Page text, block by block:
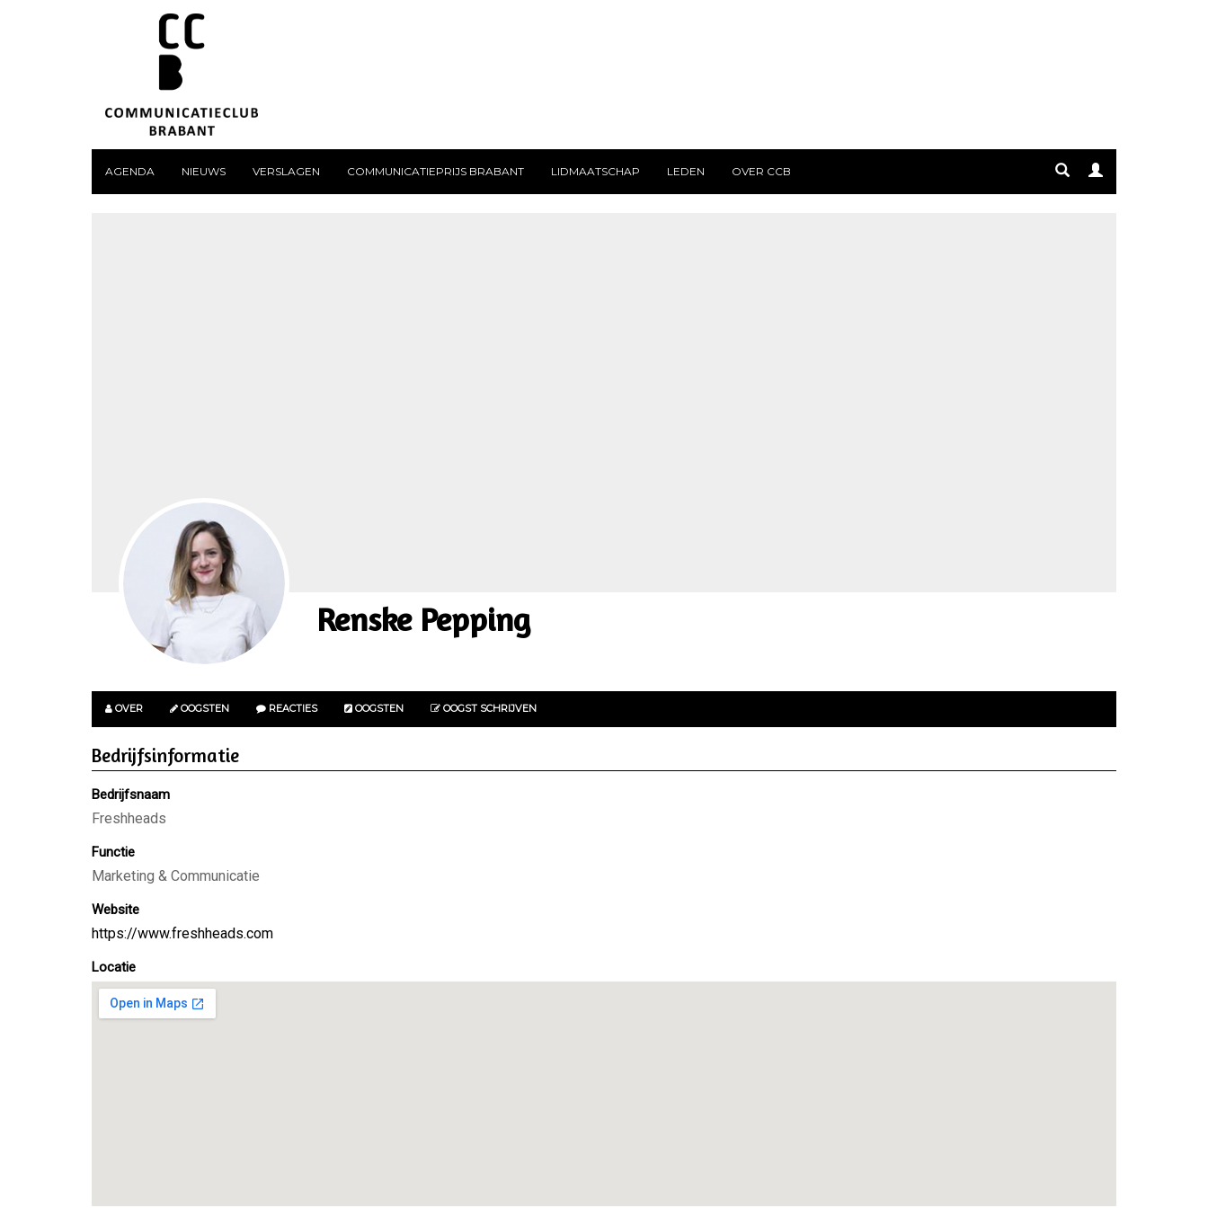
AGENDA NIEUWS VERSLAGEN COMMUNICATIEPRIJS BRABANT LIDMAATSCHAP LEDEN OVER CCB
Renske Pepping
OVER OOGSTEN REACTIES OOGSTEN OOGST SCHRIJVEN
Bedrijfsinformatie
Bedrijfsnaam
Freshheads
Functie
Marketing & Communicatie
Website
https://www.freshheads.com
Locatie